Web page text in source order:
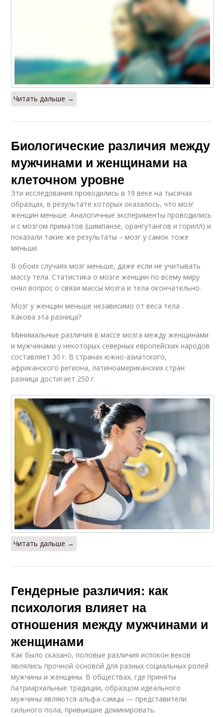
Читать дальше →
Биологические различия между
мужчинами и женщинами на
клеточном уровне
Эти исследования проводились в 19 веке на тысячах
образцах, в результате которых оказалось, что мозг
женщин меньше. Аналогичные эксперименты проводились
и с мозгом приматов (шимпанзе, орангутангов и горилл) и
показали такие же результаты – мозг у самок тоже
меньше.
В обоих случаях мозг меньше, даже если не учитывать
массу тела. Статистика о мозге женщин по всему миру
снял вопрос о связи массы мозга и тела окончательно.
Мозг у женщин меньше независимо от веса тела .
Какова эта разница?
Минимальные различия в массе мозга между женщинами
и мужчинами у некоторых северных европейских народов
составляет 30 г. В странах южно-азиатского,
африканского региона, латиноамериканских стран
разница достигает 250 г.
Читать дальше →
Гендерные различия: как
психология влияет на
отношения между мужчинами и
женщинами
Как было сказано, половые различия испокон веков
являлись прочной основой для разных социальных ролей
мужчины и женщины. В обществах, где приняты
патриархальные традиции, образцом идеального
мужчины являются альфа-самцы — представители
сильного пола, привыкшие доминировать.